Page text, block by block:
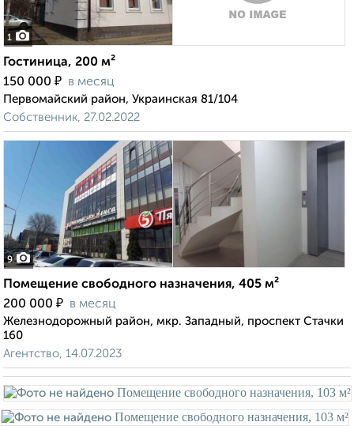
1
Гостиница, 200 м²
150 000 ₽ в месяц
Первомайский район, Украинская 81/104
Собственник, 27.02.2022
9
Помещение свободного назначения, 405 м²
200 000 ₽ в месяц
Железнодорожный район, мкр. Западный, проспект Стачки
160
Агентство, 14.07.2023